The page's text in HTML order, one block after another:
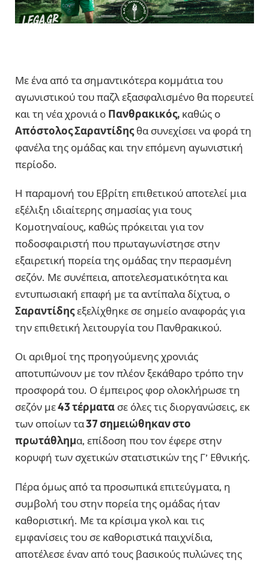
Με ένα από τα σημαντικότερα κομμάτια του
αγωνιστικού του παζλ εξασφαλισμένο θα πορευτεί
και τη νέα χρονιά ο Πανθρακικός, καθώς ο
Απόστολος Σαραντίδηςθα συνεχίσει να φορά τη
φανέλα της ομάδας και την επόμενη αγωνιστική
περίοδο.
Η παραμονή του Εβρίτη επιθετικού αποτελεί μια
εξέλιξη ιδιαίτερης σημασίας για τους
Κομοτηναίους, καθώς πρόκειται για τον
ποδοσφαιριστή που πρωταγωνίστησε στην
εξαιρετική πορεία της ομάδας την περασμένη
σεζόν. Με συνέπεια, αποτελεσματικότητα και
εντυπωσιακή επαφή με τα αντίπαλα δίχτυα, ο
Σαραντίδηςεξελίχθηκε σε σημείο αναφοράς για
την επιθετική λειτουργία του Πανθρακικού.
Οι αριθμοί της προηγούμενης χρονιάς
αποτυπώνουν με τον πλέον ξεκάθαρο τρόπο την
προσφορά του. Ο έμπειρος φορ ολοκλήρωσε τη
σεζόν με43 τέρματα σε όλες τις διοργανώσεις, εκ
των οποίων τα37 σημειώθηκαν στο
πρωτάθλημα, επίδοση που τον έφερε στην
κορυφή των σχετικών στατιστικών της Γ’ Εθνικής.
Πέρα όμως από τα προσωπικά επιτεύγματα, η
συμβολή του στην πορεία της ομάδας ήταν
καθοριστική. Με τα κρίσιμα γκολ και τις
εμφανίσεις του σε καθοριστικά παιχνίδια,
αποτέλεσε έναν από τους βασικούς πυλώνες της